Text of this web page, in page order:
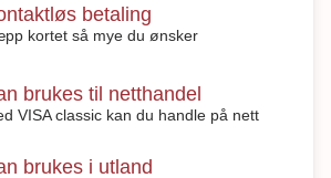
betaling
kortet så mye du ønsker
brukes til netthandel
VISA classic kan du handle på nett
brukes i utland